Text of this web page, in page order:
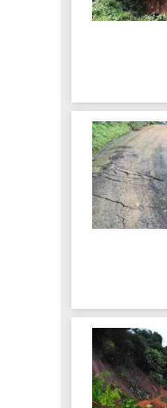
Stationnement
Annuaire santé